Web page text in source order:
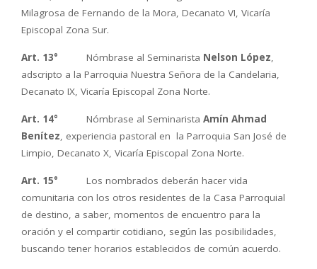
Milagrosa de Fernando de la Mora, Decanato VI, Vicaría
Episcopal Zona Sur.
Art. 13° Nómbrase al Seminarista Nelson López,
adscripto a la Parroquia Nuestra Señora de la Candelaria,
Decanato IX, Vicaría Episcopal Zona Norte.
Art. 14° Nómbrase al Seminarista Amín Ahmad
Benítez, experiencia pastoral en la Parroquia San José de
Limpio, Decanato X, Vicaría Episcopal Zona Norte.
Art. 15° Los nombrados deberán hacer vida
comunitaria con los otros residentes de la Casa Parroquial
de destino, a saber, momentos de encuentro para la
oración y el compartir cotidiano, según las posibilidades,
buscando tener horarios establecidos de común acuerdo.